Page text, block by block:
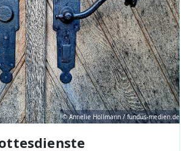
© Annelie Hollmann / fundus-medien.de